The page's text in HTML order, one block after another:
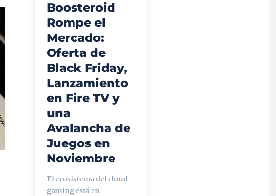
Boosteroid
Rompe el
Mercado:
Oferta de
Black Friday,
Lanzamiento
en Fire TV y
una
Avalancha de
Juegos en
Noviembre
El ecosistema del cloud
gaming está en